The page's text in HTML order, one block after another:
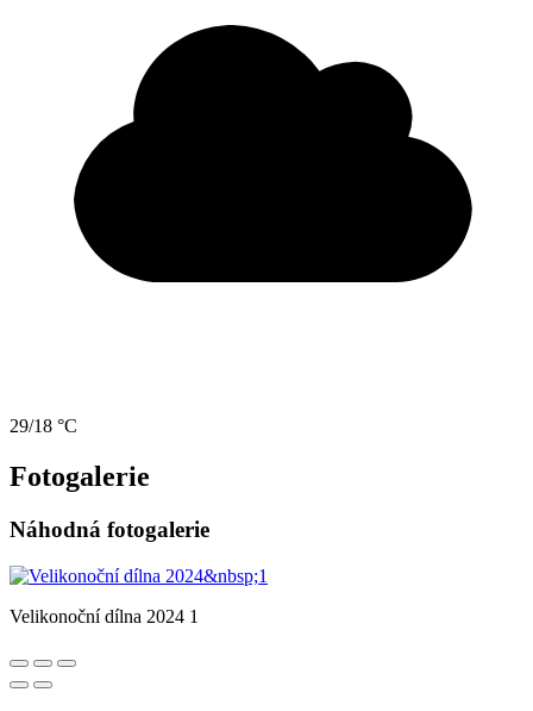
29/18 °C
Fotogalerie
Náhodná fotogalerie
Velikonoční dílna 2024 1